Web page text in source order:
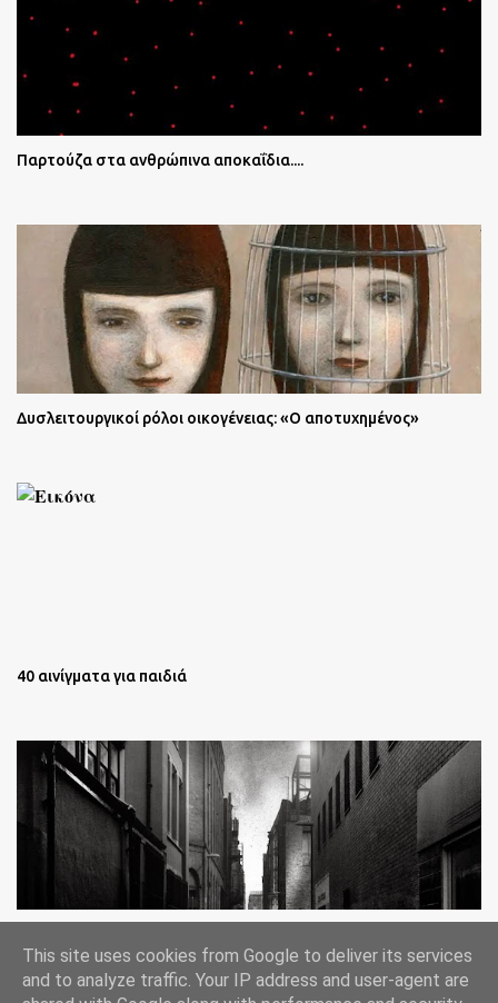
Παρτούζα στα ανθρώπινα αποκαΐδια....
Δυσλειτουργικοί ρόλοι οικογένειας: «Ο αποτυχημένος»
40 αινίγματα για παιδιά
Lee Jeffries
This site uses cookies from Google to deliver its services
and to analyze traffic. Your IP address and user-agent are